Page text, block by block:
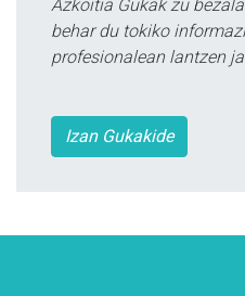
Azkoitia Gukak zu
behar du tokiko
profesionalean lantzen
Izan Gukakide